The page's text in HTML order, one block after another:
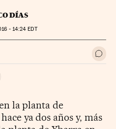
DÍAS
- 14:24 EDT
Sociales Ir a
la planta de
ya dos años y, más